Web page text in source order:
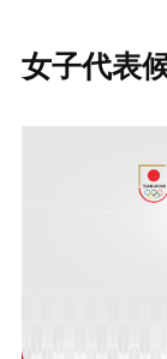
女子代表